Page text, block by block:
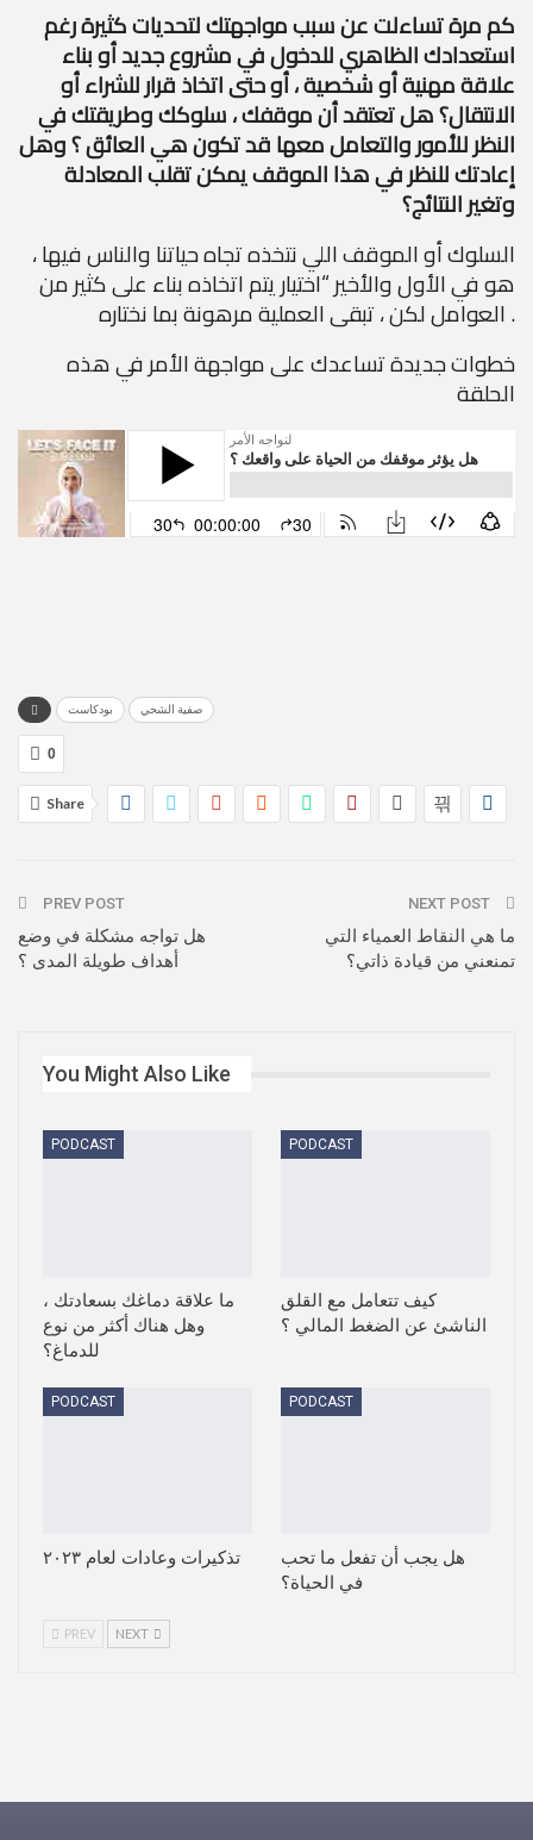
كم مرة تساءلت عن سبب مواجهتك لتحديات كثيرة رغم
استعدادك الظاهري للدخول في مشروع جديد أو بناء
علاقة مهنية أو شخصية ، أو حتى اتخاذ قرار للشراء أو
الانتقال؟ هل تعتقد أن موقفك ، سلوكك وطريقتك في
النظر للأمور والتعامل معها قد تكون هي العائق ؟ وهل
إعادتك للنظر في هذا الموقف يمكن تقلب المعادلة
وتغير النتائج؟
السلوك أو الموقف اللي نتخذه تجاه حياتنا والناس فيها ،
هو في الأول والأخير “اختيار يتم اتخاذه بناء على كثير من
العوامل لكن ، تبقى العملية مرهونة بما نختاره .
خطوات جديدة تساعدك على مواجهة الأمر في هذه
الحلقة
بودكاست صفية الشحي
0
Share
PREV POST
هل تواجه مشكلة في وضع
أهداف طويلة المدى ؟
NEXT POST
ما هي النقاط العمياء التي
تمنعني من قيادة ذاتي؟
You Might Also Like
PODCAST
ما علاقة دماغك بسعادتك ،
وهل هناك أكثر من نوع
للدماغ؟
PODCAST
كيف تتعامل مع القلق
الناشئ عن الضغط المالي ؟
PODCAST
تذكيرات وعادات لعام ٢٠٢٣
PODCAST
هل يجب أن تفعل ما تحب
في الحياة؟
PREV NEXT